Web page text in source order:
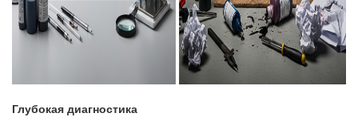
Глубокая диагностика